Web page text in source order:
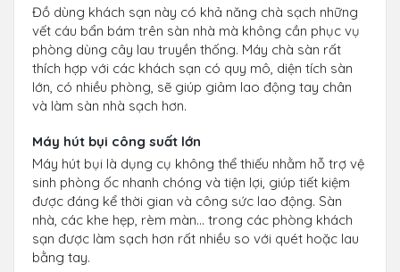
Đồ dùng khách sạn này có khả năng chà sạch những
vết cáu bẩn bám trên sàn nhà mà không cần phục vụ
phòng dùng cây lau truyền thống. Máy chà sàn rất
thích hợp với các khách sạn có quy mô, diện tích sàn
lớn, có nhiều phòng, sẽ giúp giảm lao động tay chân
và làm sàn nhà sạch hơn.
Máy hút bụi công suất lớn
Máy hút bụi là dụng cụ không thể thiếu nhằm hỗ trợ vệ
sinh phòng ốc nhanh chóng và tiện lợi, giúp tiết kiệm
được đáng kể thời gian và công sức lao động. Sàn
nhà, các khe hẹp, rèm màn… trong các phòng khách
sạn được làm sạch hơn rất nhiều so với quét hoặc lau
bằng tay.